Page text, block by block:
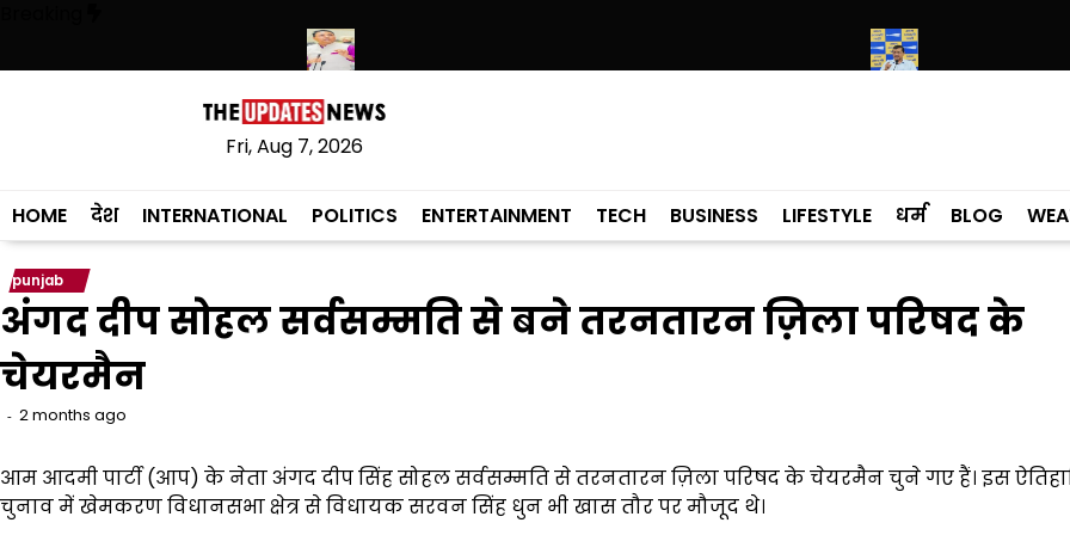
content
ने हथियारों की बड़ी खेप बरामद कीअमन अरोड़ा ने शाहकोट हलके में नौकरियों के मामले में कांग्रेसी विधायक लाडी को घेरा
Fri, Aug 7, 2026
HOME देश INTERNATIONAL POLITICS ENTERTAINMENT TECH BUSINESS LIFESTYLE धर्म BLOG
punjab
अंगद दीप सोहल सर्वसम्मति से बने तरनतारन ज़िला परिषद के
चेयरमैन
2 months ago
आम आदमी पार्टी (आप) के नेता अंगद दीप सिंह सोहल सर्वसम्मति से तरनतारन ज़िला परिषद के चेयरमैन चुने गए हैं। इस
चुनाव में खेमकरण विधानसभा क्षेत्र से विधायक सरवन सिंह धुन भी खास तौर पर मौजूद थे।